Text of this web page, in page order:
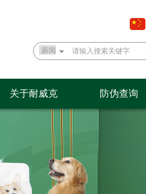
关于耐威克 防伪查询